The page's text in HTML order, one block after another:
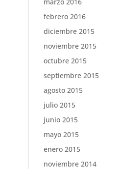
febrero 2016
diciembre 2015
noviembre 2015
octubre 2015
septiembre 2015
agosto 2015
julio 2015
junio 2015
mayo 2015
enero 2015
noviembre 2014